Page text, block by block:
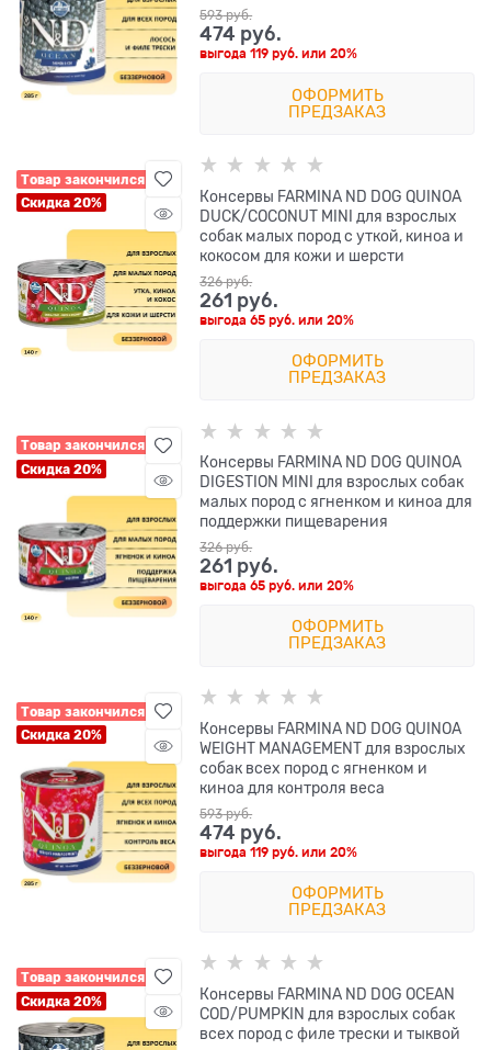
593 руб.
474 руб.
выгода119 руб. или20%
ОФОРМИТЬ
ПРЕДЗАКАЗ
Товар закончился
Скидка 20%
Консервы FARMINA ND DOG QUINOA
DUCK/COCONUT MINI для взрослых
собак малых пород с уткой, киноа и
кокосом для кожи и шерсти
326 руб.
261 руб.
выгода65 руб. или20%
ОФОРМИТЬ
ПРЕДЗАКАЗ
Товар закончился
Скидка 20%
Консервы FARMINA ND DOG QUINOA
DIGESTION MINI для взрослых собак
малых пород с ягненком и киноа для
поддержки пищеварения
326 руб.
261 руб.
выгода65 руб. или20%
ОФОРМИТЬ
ПРЕДЗАКАЗ
Товар закончился
Скидка 20%
Консервы FARMINA ND DOG QUINOA
WEIGHT MANAGEMENT для взрослых
собак всех пород с ягненком и
киноа для контроля веса
593 руб.
474 руб.
выгода119 руб. или20%
ОФОРМИТЬ
ПРЕДЗАКАЗ
Товар закончился
Скидка 20%
Консервы FARMINA ND DOG OCEAN
COD/PUMPKIN для взрослых собак
всех пород с филе трески и тыквой